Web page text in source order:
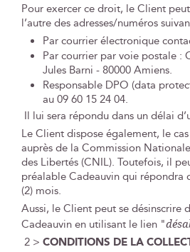
Pour exercer ce droit, le Client peut
l’autre des adresses/numéros
Par courrier électronique
Par courrier par voie postale :
Jules Barni - 80000 Amiens.
Responsable DPO (data
au 09 60 15 24 04.
Il lui sera répondu dans un délai
Le Client dispose également, le
auprès de la Commission
des Libertés (CNIL). Toutefois, il
préalable Cadeauvin qui répondra
(2) mois.
Aussi, le Client peut se désinscrire
Cadeauvin en utilisant le lien "
2 > CONDITIONS DE LA